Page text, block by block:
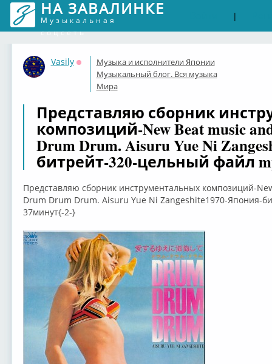
НА ЗАВАЛИНКЕ
Музыкальная
соцсеть
|
Vasily
Оффлайн
Музыка и исполнители Японии
Музыкальный блог. Вся музыка
Мира
Представляю сборник
композиций-New Beat music
Drum Drum. Aisuru Yue Ni
битрейт-320-цельный файл
Представляю сборник инструментальных композиций-
Drum Drum Drum. Aisuru Yue Ni Zangeshite1970-Япония-
37минут{-2-}